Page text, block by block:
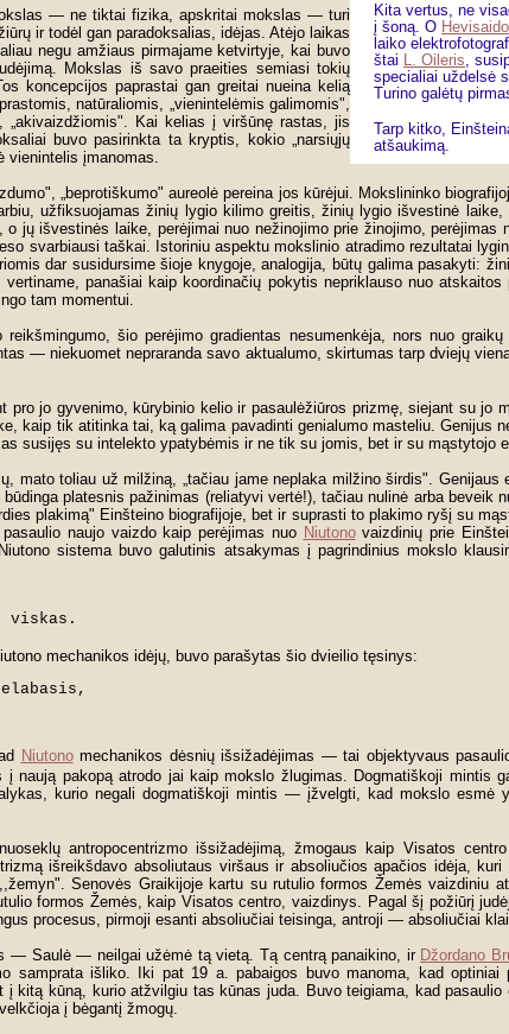
Kita vertus, ne
į šoną. O Hevisaido
laiko
štai L. Oileris,
specialiai uždelsė
Turino galėtų
Tarp kitko,
atšaukimą.
— ne tiktai fizika, apskritai mokslas — turi
ir todėl gan paradoksalias, idėjas. Atėjo laikas
negu amžiaus pirmajame ketvirtyje, kai buvo
Mokslas iš savo praeities semiasi tokių
koncepcijos paprastai gan greitai nueina kelią
natūraliomis, „vienintelėmis galimomis",
Kai kelias į viršūnę rastas, jis
buvo pasirinkta ta kryptis, kokio „narsiųjų
įmanomas.
„beprotiškumo" aureolė pereina jos kūrėjui. Mokslininko
užfiksuojamas žinių lygio kilimo greitis, žinių lygio išvestinė
jų išvestinės laike, perėjimai nuo nežinojimo prie žinojimo,
svarbiausi taškai. Istoriniu aspektu mokslinio atradimo rezultatai
dar susidursime šioje knygoje, analogija, būtų galima pasakyti:
panašiai kaip koordinačių pokytis nepriklauso nuo
tam momentui.
reikšmingumo, šio perėjimo gradientas nesumenkėja, nors nuo
— niekuomet nepraranda savo aktualumo, skirtumas tarp dviejų
jo gyvenimo, kūrybinio kelio ir pasaulėžiūros prizmę, siejant su jo
kaip tik atitinka tai, ką galima pavadinti genialumo masteliu. Genijus
susijęs su intelekto ypatybėmis ir ne tik su jomis, bet ir su mąstytojo
toliau už milžiną, „tačiau jame neplaka milžino širdis". Genijaus
platesnis pažinimas (reliatyvi vertė!), tačiau nulinė arba
plakimą" Einšteino biografijoje, bet ir suprasti to plakimo ryšį su
naujo vaizdo kaip perėjimas nuo Niutonovaizdinių prie
sistema buvo galutinis atsakymas į pagrindinius mokslo
viskas.
mechanikos idėjų, buvo parašytas šio dvieilio tęsinys:
Niutonomechanikos dėsnių išsižadėjimas — tai objektyvaus
pakopą atrodo jai kaip mokslo žlugimas. Dogmatiškoji mintis
kurio negali dogmatiškoji mintis — įžvelgti, kad mokslo esmė
antropocentrizmo išsižadėjimą, žmogaus kaip Visatos
išreikšdavo absoliutaus viršaus ir absoliučios apačios idėja,
Senovės Graikijoje kartu su rutulio formos Žemės vaizdiniu
formos Žemės, kaip Visatos centro, vaizdinys. Pagal šį požiūrį
procesus, pirmoji esanti absoliučiai teisinga, antroji — absoliučiai
— Saulė — neilgai užėmė tą vietą. Tą centrą panaikino, ir Džordano
samprata išliko. Iki pat 19 a. pabaigos buvo manoma, kad
kitą kūną, kurio atžvilgiu tas kūnas juda. Buvo teigiama, kad
į bėgantį žmogų.